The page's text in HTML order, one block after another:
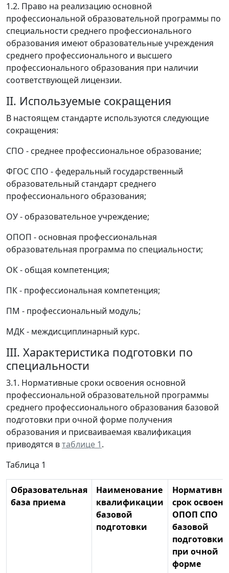
1.2. Право на реализацию основной
профессиональной образовательной программы по
специальности среднего профессионального
образования имеют образовательные учреждения
среднего профессионального и высшего
профессионального образования при наличии
соответствующей лицензии.
II. Используемые сокращения
В настоящем стандарте используются следующие
сокращения:
СПО - среднее профессиональное образование;
ФГОС СПО - федеральный государственный
образовательный стандарт среднего
профессионального образования;
ОУ - образовательное учреждение;
ОПОП - основная профессиональная
образовательная программа по специальности;
ОК - общая компетенция;
ПК - профессиональная компетенция;
ПМ - профессиональный модуль;
МДК - междисциплинарный курс.
III. Характеристика подготовки по
специальности
3.1. Нормативные сроки освоения основной
профессиональной образовательной программы
среднего профессионального образования базовой
подготовки при очной форме получения
образования и присваиваемая квалификация
приводятся втаблице 1.
Таблица 1
Образовательная
база приема
Наименование
квалификации
базовой
подготовки
срок
ОПОП СПО
базовой
подготовки
при очной
форме